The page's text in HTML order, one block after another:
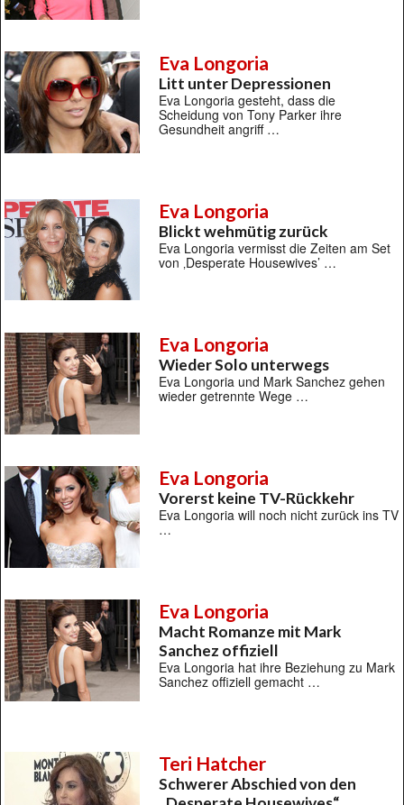
Eva Longoria
Litt unter Depressionen
Eva Longoria gesteht, dass die
Scheidung von Tony Parker ihre
Gesundheit angriff …
Eva Longoria
Blickt wehmütig zurück
Eva Longoria vermisst die Zeiten am Set
von ‚Desperate Housewives’ …
Eva Longoria
Wieder Solo unterwegs
Eva Longoria und Mark Sanchez gehen
wieder getrennte Wege …
Eva Longoria
Vorerst keine TV-Rückkehr
Eva Longoria will noch nicht zurück ins TV
…
Eva Longoria
Macht Romanze mit Mark
Sanchez offiziell
Eva Longoria hat ihre Beziehung zu Mark
Sanchez offiziell gemacht …
Teri Hatcher
Schwerer Abschied von den